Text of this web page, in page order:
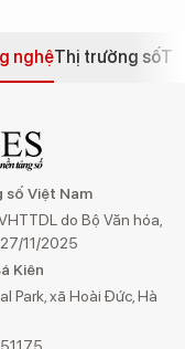
nghệThị trường số
số Việt Nam
do Bộ Văn hóa,
11/2025
Kiên
Park, xã Hoài Đức, Hà